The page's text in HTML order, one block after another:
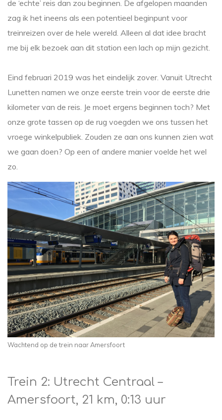
de ‘echte’ reis dan zou beginnen. De afgelopen maanden
zag ik het ineens als een potentieel beginpunt voor
treinreizen over de hele wereld. Alleen al dat idee bracht
me bij elk bezoek aan dit station een lach op mijn gezicht.
Eind februari 2019 was het eindelijk zover. Vanuit Utrecht
Lunetten namen we onze eerste trein voor de eerste drie
kilometer van de reis. Je moet ergens beginnen toch? Met
onze grote tassen op de rug voegden we ons tussen het
vroege winkelpubliek. Zouden ze aan ons kunnen zien wat
we gaan doen? Op een of andere manier voelde het wel
zo.
Wachtend op de trein naar Amersfoort
Trein 2: Utrecht Centraal –
Amersfoort, 21 km, 0:13 uur